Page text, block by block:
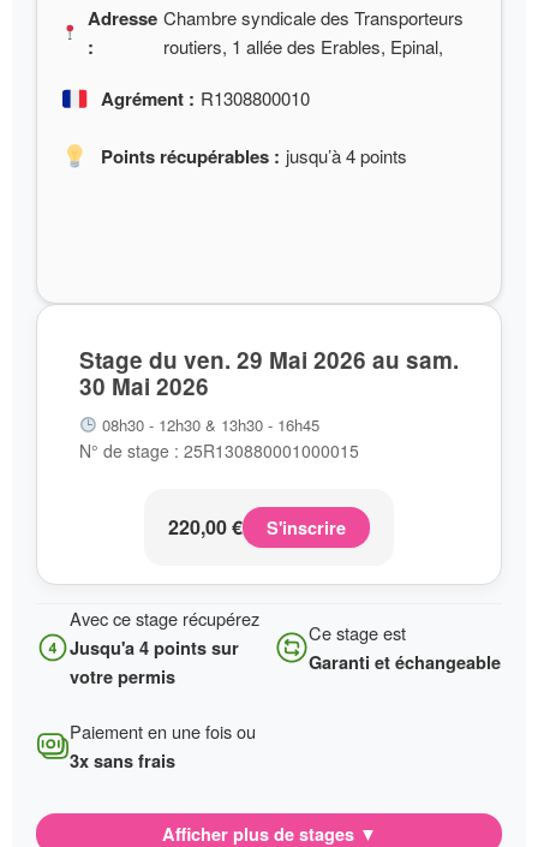
Adresse
:
Chambre syndicale des Transporteurs
routiers, 1 allée des Erables, Epinal,
Agrément : R1308800010
Points récupérables : jusqu’à 4 points
Stage du ven. 29 Mai 2026 au sam.
30 Mai 2026
08h30 - 12h30 & 13h30 - 16h45
N° de stage : 25R130880001000015
220,00€ S'inscrire
Avec ce stage récupérez
Jusqu'a 4 points sur
votre permis
Ce stage est
Garanti et échangeable
Paiement en une fois ou
3x sans frais
Afficher plus de stages ▼